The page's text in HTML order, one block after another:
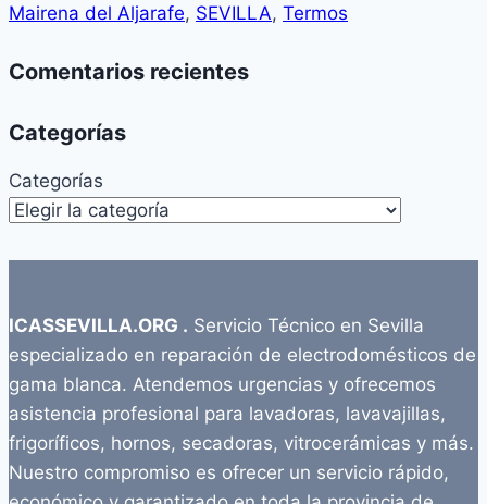
Mairena del Aljarafe, SEVILLA, Termos
Comentarios recientes
Categorías
Categorías
ICASSEVILLA.ORG . Servicio Técnico en Sevilla
especializado en reparación de electrodomésticos de
gama blanca. Atendemos urgencias y ofrecemos
asistencia profesional para lavadoras, lavavajillas,
frigoríficos, hornos, secadoras, vitrocerámicas y más.
Nuestro compromiso es ofrecer un servicio rápido,